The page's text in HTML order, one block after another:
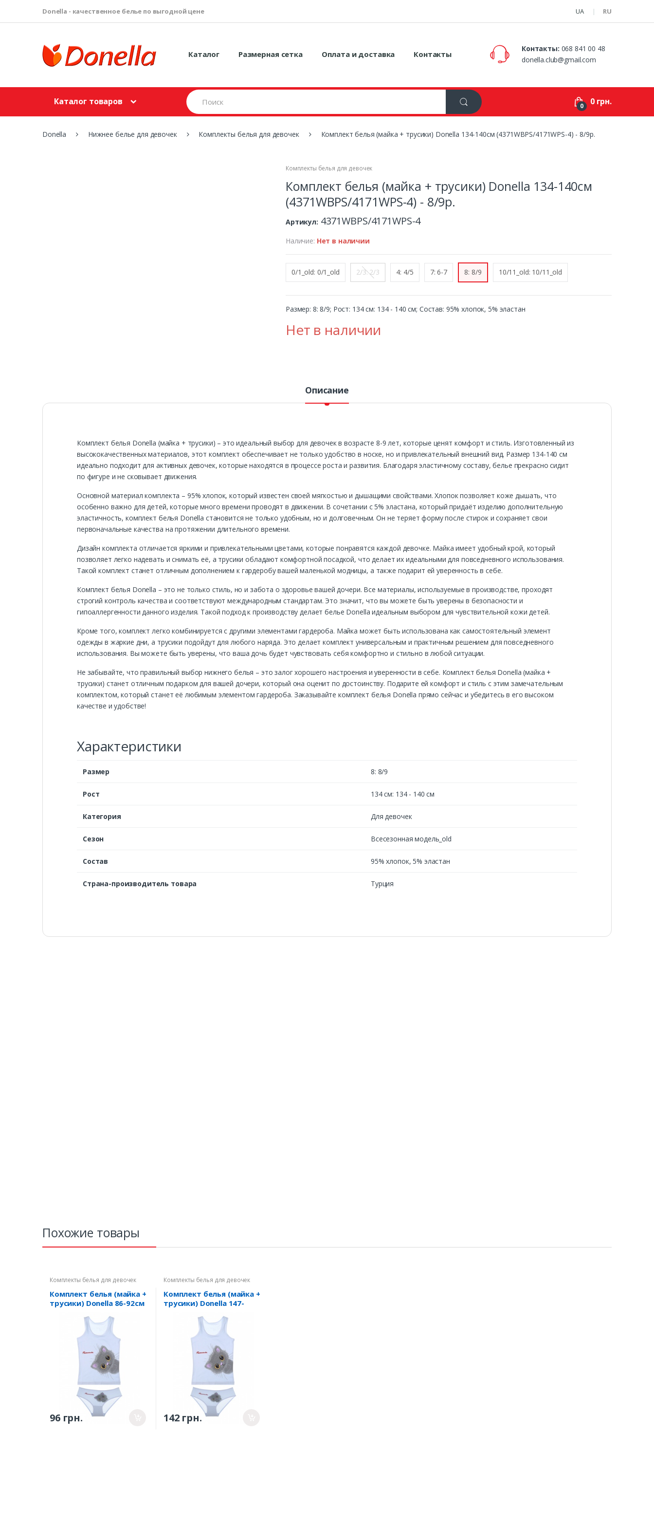
Donella - качественное белье по выгодной цене UA RU
Каталог Размерная сетка Оплата и доставка Контакты
Контакты: 068 841 00 48
donella.club@gmail.com
Каталог товаров
S
e
a
r
h
0 0 грн.
Donella Нижнее белье для девочек Комплекты белья для девочек Комплект белья (майка + трусики) Donella 134-140см (4371WBPS/4171WPS-4) - 8/9р.
Комплекты белья для девочек
Комплект белья (майка + трусики) Donella 134-140см
(4371WBPS/4171WPS-4) - 8/9р.
Артикул: 4371WBPS/4171WPS-4
Наличие: Нет в наличии
0/1_old: 0/1_old 2/3: 2/3 4: 4/5 7: 6-7 8: 8/9 10/11_old: 10/11_old
Размер: 8: 8/9; Рост: 134 см: 134 - 140 см; Состав: 95% хлопок, 5% эластан
Нет в наличии
Описание
Комплект белья Donella (майка + трусики) – это идеальный выбор для девочек в возрасте 8-9 лет, которые ценят комфорт и стиль. Изготовленный из
высококачественных материалов, этот комплект обеспечивает не только удобство в носке, но и привлекательный внешний вид. Размер 134-140 см
идеально подходит для активных девочек, которые находятся в процессе роста и развития. Благодаря эластичному составу, белье прекрасно сидит
по фигуре и не сковывает движения.
Основной материал комплекта – 95% хлопок, который известен своей мягкостью и дышащими свойствами. Хлопок позволяет коже дышать, что
особенно важно для детей, которые много времени проводят в движении. В сочетании с 5% эластана, который придаёт изделию дополнительную
эластичность, комплект белья Donella становится не только удобным, но и долговечным. Он не теряет форму после стирок и сохраняет свои
первоначальные качества на протяжении длительного времени.
Дизайн комплекта отличается яркими и привлекательными цветами, которые понравятся каждой девочке. Майка имеет удобный крой, который
позволяет легко надевать и снимать её, а трусики обладают комфортной посадкой, что делает их идеальными для повседневного использования.
Такой комплект станет отличным дополнением к гардеробу вашей маленькой модницы, а также подарит ей уверенность в себе.
Комплект белья Donella – это не только стиль, но и забота о здоровье вашей дочери. Все материалы, используемые в производстве, проходят
строгий контроль качества и соответствуют международным стандартам. Это значит, что вы можете быть уверены в безопасности и
гипоаллергенности данного изделия. Такой подход к производству делает белье Donella идеальным выбором для чувствительной кожи детей.
Кроме того, комплект легко комбинируется с другими элементами гардероба. Майка может быть использована как самостоятельный элемент
одежды в жаркие дни, а трусики подойдут для любого наряда. Это делает комплект универсальным и практичным решением для повседневного
использования. Вы можете быть уверены, что ваша дочь будет чувствовать себя комфортно и стильно в любой ситуации.
Не забывайте, что правильный выбор нижнего белья – это залог хорошего настроения и уверенности в себе. Комплект белья Donella (майка +
трусики) станет отличным подарком для вашей дочери, который она оценит по достоинству. Подарите ей комфорт и стиль с этим замечательным
комплектом, который станет её любимым элементом гардероба. Заказывайте комплект белья Donella прямо сейчас и убедитесь в его высоком
качестве и удобстве!
Характеристики
Размер 8: 8/9
Рост 134 см: 134 - 140 см
Категория Для девочек
Сезон Всесезонная модель_old
Состав 95% хлопок, 5% эластан
Страна-производитель товара Турция
Похожие товары
Комплекты белья для девочек
Комплект белья (майка +
трусики) Donella 86-92см
96 грн.
Комплекты белья для девочек
Комплект белья (майка +
трусики) Donella 147-
(4371WBPS/4171WPS-4) -
142 грн.